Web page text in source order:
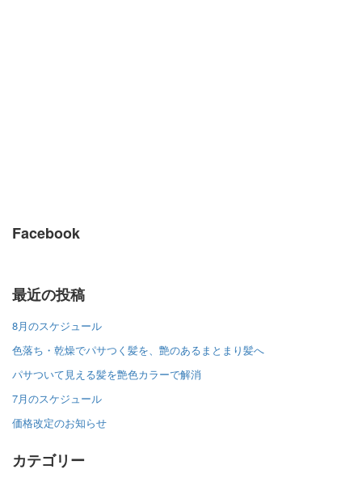
Facebook
最近の投稿
8月のスケジュール
色落ち・乾燥でパサつく髪を、艶のあるまとまり髪へ
パサついて見える髪を艶色カラーで解消
7月のスケジュール
価格改定のお知らせ
カテゴリー